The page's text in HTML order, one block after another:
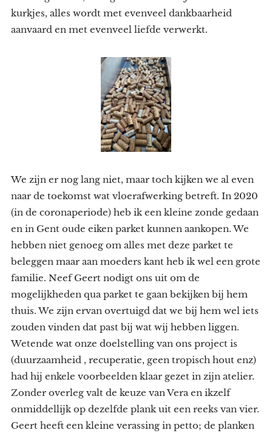
kurkjes, alles wordt met evenveel dankbaarheid
aanvaard en met evenveel liefde verwerkt.
We zijn er nog lang niet, maar toch kijken we al even
naar de toekomst wat vloerafwerking betreft. In 2020
(in de coronaperiode) heb ik een kleine zonde gedaan
en in Gent oude eiken parket kunnen aankopen. We
hebben niet genoeg om alles met deze parket te
beleggen maar aan moeders kant heb ik wel een grote
familie. Neef Geert nodigt ons uit om de
mogelijkheden qua parket te gaan bekijken bij hem
thuis. We zijn ervan overtuigd dat we bij hem wel iets
zouden vinden dat past bij wat wij hebben liggen.
Wetende wat onze doelstelling van ons project is
(duurzaamheid , recuperatie, geen tropisch hout enz)
had hij enkele voorbeelden klaar gezet in zijn atelier.
Zonder overleg valt de keuze van Vera en ikzelf
onmiddellijk op dezelfde plank uit een reeks van vier.
Geert heeft een kleine verassing in petto; de planken